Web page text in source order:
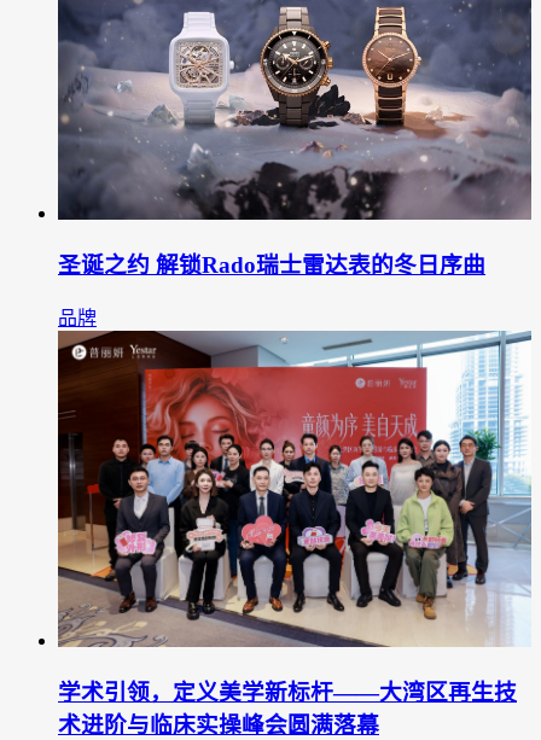
圣诞之约 解锁Rado瑞士雷达表的冬日序曲
品牌
学术引领，定义美学新标杆——大湾区再生技
术进阶与临床实操峰会圆满落幕